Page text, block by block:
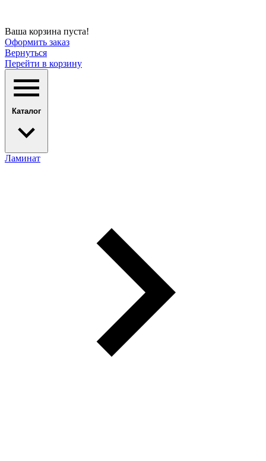
Ваша корзина пуста!
Оформить заказ
Вернуться
Перейти в корзину
Каталог
Ламинат